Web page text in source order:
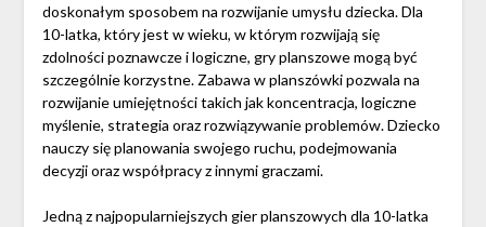
doskonałym sposobem na rozwijanie umysłu dziecka. Dla
10-latka, który jest w wieku, w którym rozwijają się
zdolności poznawcze i logiczne, gry planszowe mogą być
szczególnie korzystne. Zabawa w planszówki pozwala na
rozwijanie umiejętności takich jak koncentracja, logiczne
myślenie, strategia oraz rozwiązywanie problemów. Dziecko
nauczy się planowania swojego ruchu, podejmowania
decyzji oraz współpracy z innymi graczami.
Jedną z najpopularniejszych gier planszowych dla 10-latka